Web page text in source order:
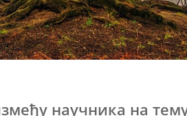
научника на